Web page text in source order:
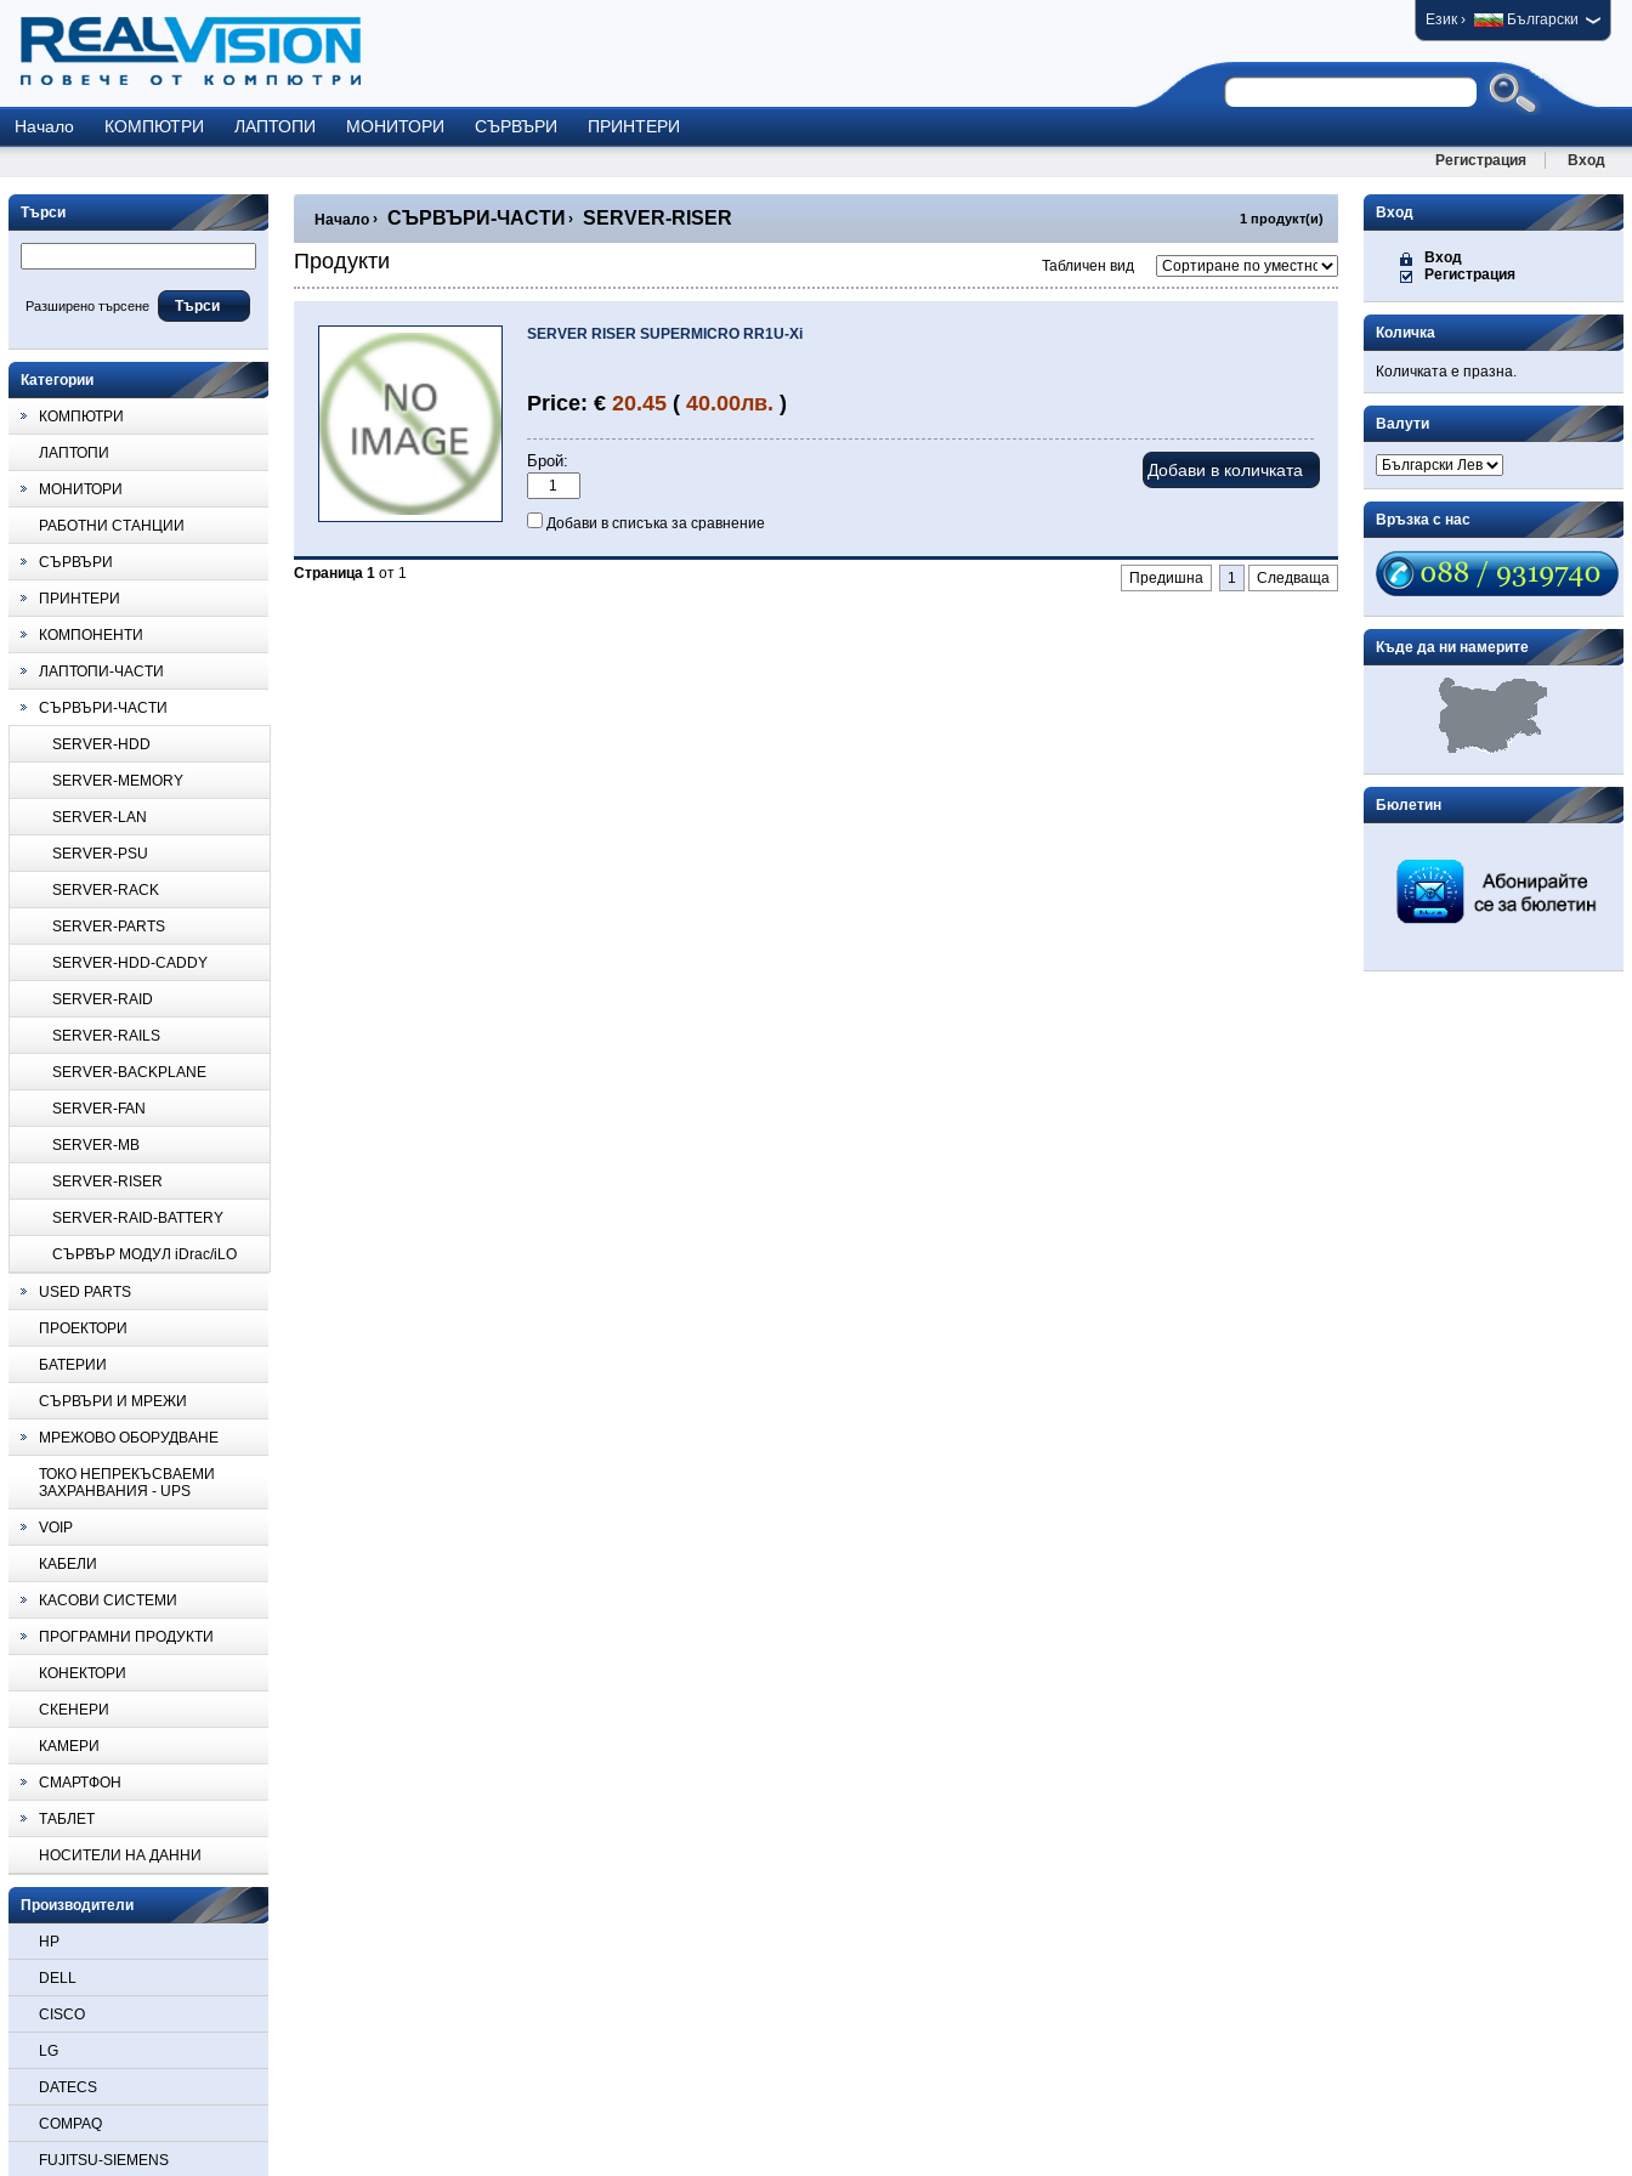
Език› Български
Начало КОМПЮТРИ ЛАПТОПИ МОНИТОРИ СЪРВЪРИ ПРИНТЕРИ
Регистрация Вход
Търси
Разширено търсене
Категории
КОМПЮТРИ
ЛАПТОПИ
МОНИТОРИ
РАБОТНИ СТАНЦИИ
СЪРВЪРИ
ПРИНТЕРИ
КОМПОНЕНТИ
ЛАПТОПИ-ЧАСТИ
СЪРВЪРИ-ЧАСТИ
SERVER-HDD
SERVER-MEMORY
SERVER-LAN
SERVER-PSU
SERVER-RACK
SERVER-PARTS
SERVER-HDD-CADDY
SERVER-RAID
SERVER-RAILS
SERVER-BACKPLANE
SERVER-FAN
SERVER-MB
SERVER-RISER
SERVER-RAID-BATTERY
СЪРВЪР МОДУЛ iDrac/iLO
USED PARTS
ПРОЕКТОРИ
БАТЕРИИ
СЪРВЪРИ И МРЕЖИ
МРЕЖОВО ОБОРУДВАНЕ
ТОКО НЕПРЕКЪСВАЕМИ
ЗАХРАНВАНИЯ - UPS
VOIP
КАБЕЛИ
КАСОВИ СИСТЕМИ
ПРОГРАМНИ ПРОДУКТИ
КОНЕКТОРИ
СКЕНЕРИ
КАМЕРИ
СМАРТФОН
ТАБЛЕТ
НОСИТЕЛИ НА ДАННИ
Производители
HP
DELL
CISCO
LG
DATECS
COMPAQ
FUJITSU-SIEMENS
1 продукт(и)
Начало › СЪРВЪРИ-ЧАСТИ › SERVER-RISER
Табличен вид
Продукти
SERVER RISER SUPERMICRO RR1U-Xi
Price: € 20.45( 40.00лв. )
Брой:
Добави в списъка за сравнение
Предишна 1 Следваща
Страница 1от 1
Вход
Вход
Регистрация
Количка
Количката е празна.
Валути
Връзка с нас
Къде да ни намерите
Бюлетин